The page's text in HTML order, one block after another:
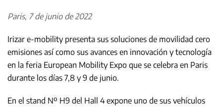
Paris, 7 de junio de 2022
Irizar e-mobility presenta sus soluciones de movilidad cero
emisiones así como sus avances en innovación y tecnología
en la feria European Mobility Expo que se celebra en Paris
durante los días 7,8 y 9 de junio.
En el stand Nº H9 del Hall 4 expone uno de sus vehículos